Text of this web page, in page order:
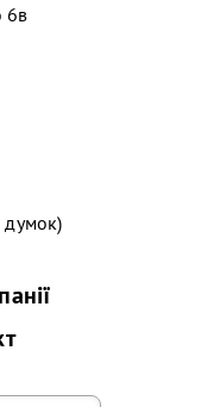
6в
думок)